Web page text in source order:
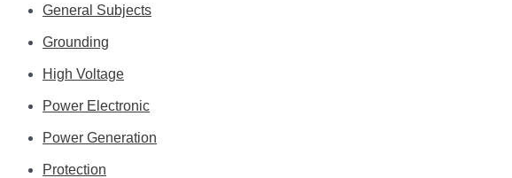
General Subjects
Grounding
High Voltage
Power Electronic
Power Generation
Protection